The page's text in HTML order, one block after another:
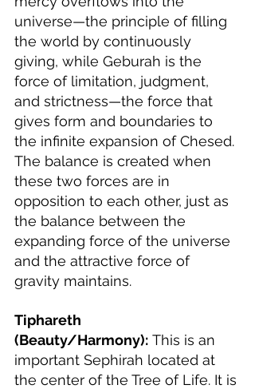
universe—the principle of filling
the world by continuously
giving, while Geburah is the
force of limitation, judgment,
and strictness—the force that
gives form and boundaries to
the infinite expansion of Chesed.
The balance is created when
these two forces are in
opposition to each other, just as
the balance between the
expanding force of the universe
and the attractive force of
gravity maintains.
Tiphareth
(Beauty/Harmony): This is an
important Sephirah located at
the center of the Tree of Life. It is